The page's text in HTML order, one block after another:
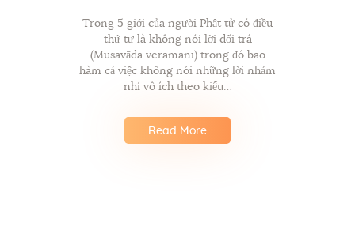
Trong 5 giới của người Phật tử có điều
thứ tư là không nói lời dối trá
(Musavāda veramani) trong đó bao
hàm cả việc không nói những lời nhảm
nhí vô ích theo kiểu…
Read More